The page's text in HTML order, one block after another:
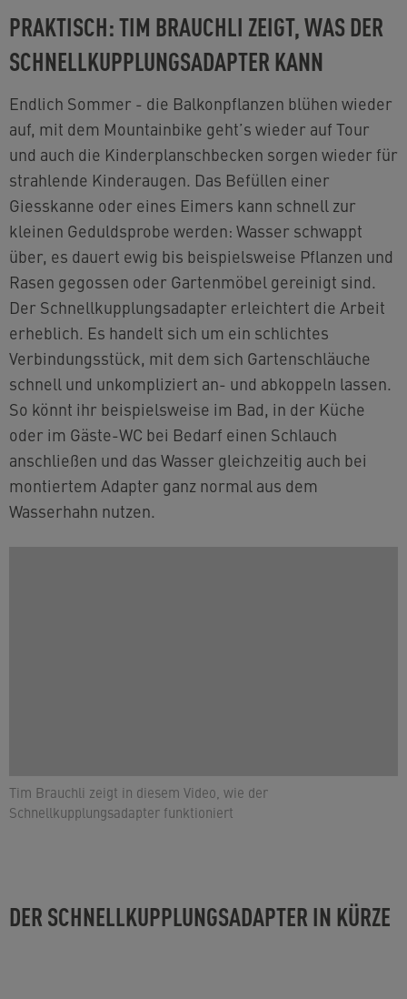
Tim Brauchli zeigt in diesem Video, wie der
Schnellkupplungsadapter funktioniert
PRAKTISCH: TIM BRAUCHLI ZEIGT, WAS DER
SCHNELLKUPPLUNGSADAPTER KANN
Endlich Sommer - die Balkonpflanzen blühen wieder
auf, mit dem Mountainbike geht’s wieder auf Tour
und auch die Kinderplanschbecken sorgen wieder für
strahlende Kinderaugen. Das Befüllen einer
Giesskanne oder eines Eimers kann schnell zur
kleinen Geduldsprobe werden: Wasser schwappt
über, es dauert ewig bis beispielsweise Pflanzen und
Rasen gegossen oder Gartenmöbel gereinigt sind.
Der Schnellkupplungsadapter erleichtert die Arbeit
erheblich. Es handelt sich um ein schlichtes
Verbindungsstück, mit dem sich Gartenschläuche
schnell und unkompliziert an- und abkoppeln lassen.
So könnt ihr beispielsweise im Bad, in der Küche
oder im Gäste-WC bei Bedarf einen Schlauch
anschließen und das Wasser gleichzeitig auch bei
montiertem Adapter ganz normal aus dem
Wasserhahn nutzen.
DER SCHNELLKUPPLUNGSADAPTER IN KÜRZE